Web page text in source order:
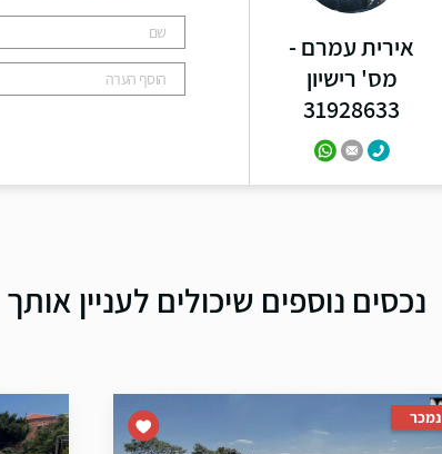
אירית עמרם -
מס' רישיון
31928633
נכסים נוספים שיכולים לעניין אותך
נמכר